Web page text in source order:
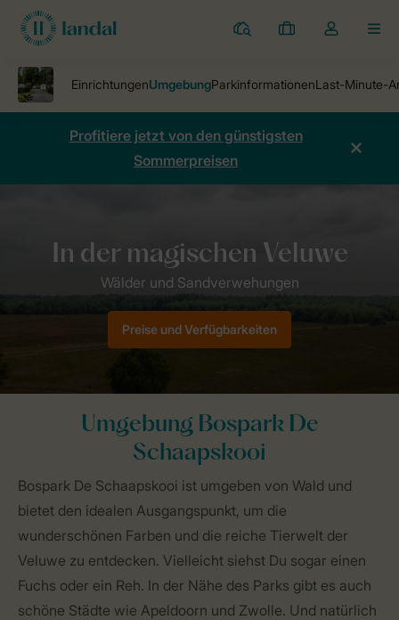
Ferienparks
Meine
Dropdown-
öffnen
Profitiere jetzt von den günstigsten
Sommerpreisen
Preise und Verfügbarkeiten
Umgebung Bospark De
Schaapskooi
Bospark De Schaapskooi ist umgeben von Wald und
bietet den idealen Ausgangspunkt, um die
wunderschönen Farben und die reiche Tierwelt der
Veluwe zu entdecken. Vielleicht siehst Du sogar einen
Fuchs oder ein Reh. In der Nähe des Parks gibt es auch
schöne Städte wie Apeldoorn und Zwolle. Und natürlich